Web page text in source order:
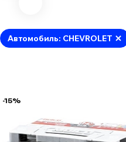
Автомобиль: CHEVROLET
-15%